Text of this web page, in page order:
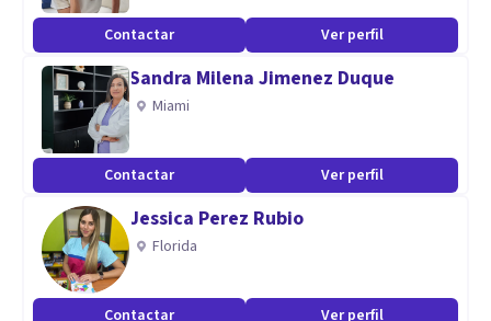
Trastornos de personalidad
Aptitudes
Inglés
Aplicación de pruebas psicológicas
Adecuaciones académicas
terapia de pareja
Terapia a adolescentes y adultos
Contactar Ver perfil
Sandra Milena Jimenez Duque
Miami
Contactar Ver perfil
Jessica Perez Rubio
Florida
Contactar Ver perfil